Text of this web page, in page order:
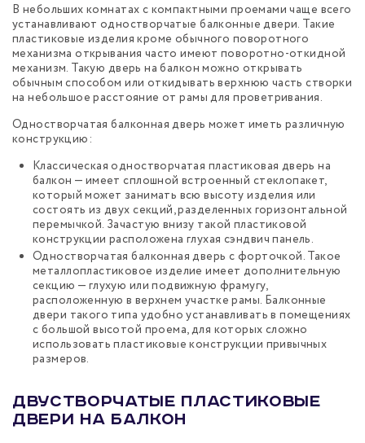
В небольших комнатах с компактными проемами чаще всего
устанавливают одностворчатые балконные двери. Такие
пластиковые изделия кроме обычного поворотного
механизма открывания часто имеют поворотно-откидной
механизм. Такую дверь на балкон можно открывать
обычным способом или откидывать верхнюю часть створки
на небольшое расстояние от рамы для проветривания.
Одностворчатая балконная дверь может иметь различную
конструкцию:
Классическая одностворчатая пластиковая дверь на
балкон — имеет сплошной встроенный стеклопакет,
который может занимать всю высоту изделия или
состоять из двух секций, разделенных горизонтальной
перемычкой. Зачастую внизу такой пластиковой
конструкции расположена глухая сэндвич панель.
Одностворчатая балконная дверь с форточкой. Такое
металлопластиковое изделие имеет дополнительную
секцию — глухую или подвижную фрамугу,
расположенную в верхнем участке рамы. Балконные
двери такого типа удобно устанавливать в помещениях
с большой высотой проема, для которых сложно
использовать пластиковые конструкции привычных
размеров.
Двустворчатые пластиковые
двери на балкон